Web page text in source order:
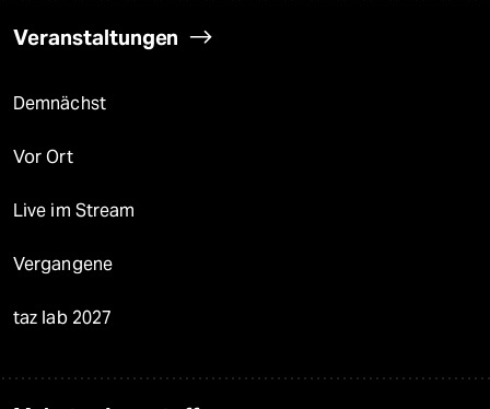
Veranstaltungen
Demnächst
Vor Ort
Live im Stream
Vergangene
taz lab 2027